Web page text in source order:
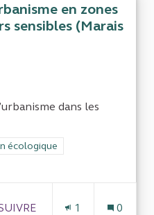
en zones
sensibles (Marais
dans les
: Environnement et
écologique
: CRC Nouvelle-Aquitaine
ABONNÉS 1 0